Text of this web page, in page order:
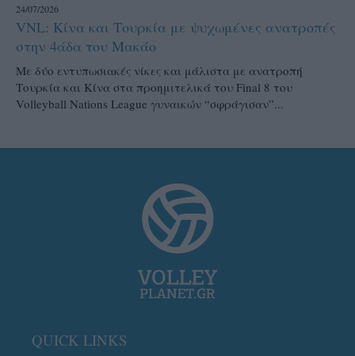
24/07/2026
VNL: Κίνα και Τουρκία με ψυχωμένες ανατροπές
στην 4άδα του Μακάο
Με δύο εντυπωσιακές νίκες και μάλιστα με ανατροπή
Τουρκία και Κίνα στα προημιτελικά του Final 8 του
Volleyball Nations League γυναικών “σφράγισαν”...
QUICK LINKS